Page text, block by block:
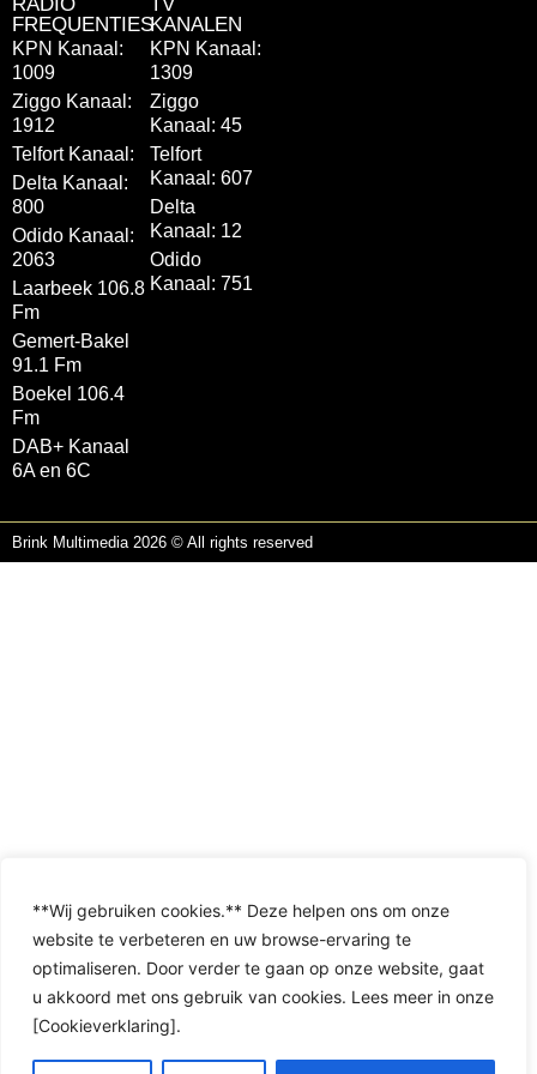
**Wij gebruiken cookies.** Deze helpen ons om onze
website te verbeteren en uw browse-ervaring te
optimaliseren. Door verder te gaan op onze website, gaat
u akkoord met ons gebruik van cookies. Lees meer in onze
[Cookieverklaring].
RADIO
FREQUENTIES
KPN Kanaal:
1009
Ziggo Kanaal:
1912
Telfort Kanaal:
Delta Kanaal:
800
Odido Kanaal:
2063
Laarbeek 106.8
Fm
Gemert-Bakel
91.1 Fm
Boekel 106.4
Fm
DAB+ Kanaal
6A en 6C
TV
KANALEN
KPN Kanaal:
1309
Ziggo
Kanaal: 45
Telfort
Kanaal: 607
Delta
Kanaal: 12
Odido
Kanaal: 751
Brink Multimedia 2026 © All rights reserved